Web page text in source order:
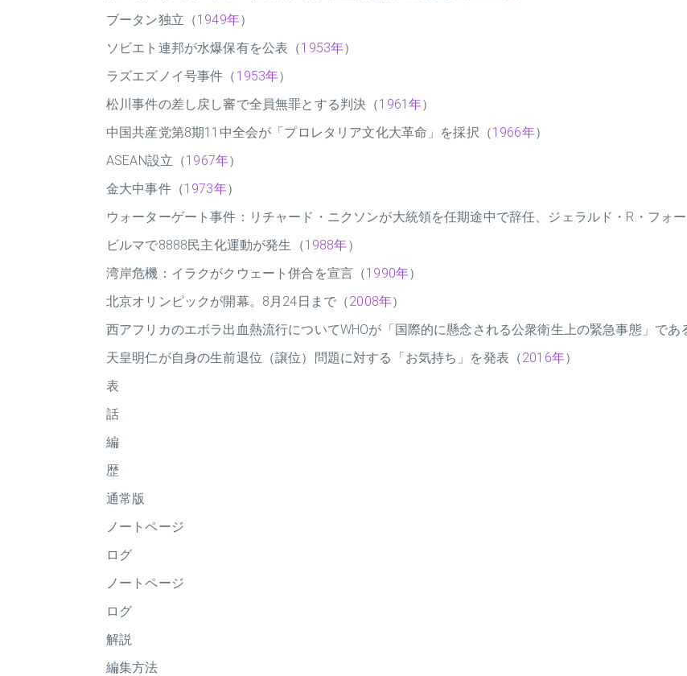
ブータン独立（1949年）
ソビエト連邦が水爆保有を公表（1953年）
ラズエズノイ号事件（ 1953年）
松川事件の差し戻し審で全員無罪とする判決（1961年）
中国共産党第8期11中全会が「プロレタリア文化大革命」を採択（1966年）
ASEAN設立（1967年）
金大中事件（1973年）
ウォーターゲート事件：リチャード・ニクソンが大統領を任期途中で辞任、ジェラルド・R・フォ
ビルマで8888民主化運動が発生（1988年）
湾岸危機：イラクがクウェート併合を宣言（1990年）
北京オリンピックが開幕。8月24日まで（2008年）
西アフリカのエボラ出血熱流行についてWHOが「国際的に懸念される公衆衛生上の緊急事態」であ
天皇明仁が自身の生前退位（譲位）問題に対する「お気持ち」を発表（2016年）
表
話
編
歴
通常版
ノートページ
ログ
ノートページ
ログ
解説
編集方法